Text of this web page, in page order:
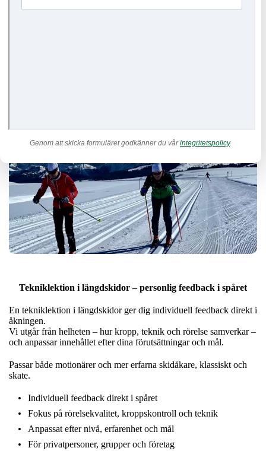
Genom att skicka formuläret godkänner du vårintegritetspolicy.
teknikanalys
Tekniklektion i längdskidor – personlig feedback i spåret
En tekniklektion i längdskidor ger dig individuell feedback direkt i
åkningen.
Vi utgår från helheten – hur kropp, teknik och rörelse samverkar –
och anpassar innehållet efter dina förutsättningar och mål.
Passar både motionärer och mer erfarna skidåkare, klassiskt och
skate.
Individuell feedback direkt i spåret
Fokus på rörelsekvalitet, kroppskontroll och teknik
Anpassat efter nivå, erfarenhet och mål
För privatpersoner, grupper och företag